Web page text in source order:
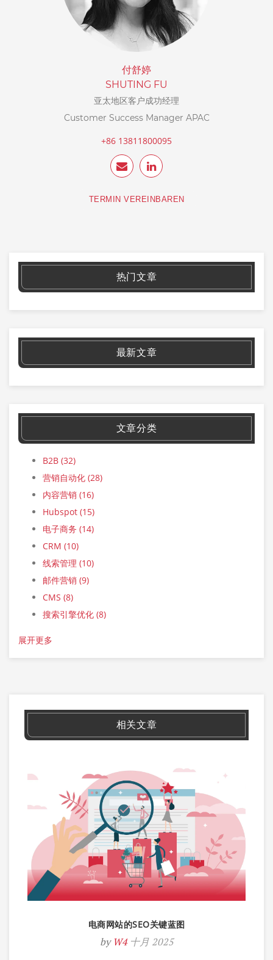
付舒婷
SHUTING FU
亚太地区客户成功经理
Customer Success Manager APAC
+86 13811800095
TERMIN VEREINBAREN
热门文章
最新文章
文章分类
B2B (32)
营销自动化 (28)
内容营销 (16)
Hubspot (15)
电子商务 (14)
CRM (10)
线索管理 (10)
邮件营销 (9)
CMS (8)
搜索引擎优化 (8)
展开更多
相关文章
电商网站的SEO关键蓝图
by W4 十月 2025